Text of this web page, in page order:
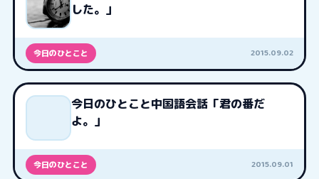
した。」
今日のひとこと 2015.09.02
今日のひとこと中国語会話「君の番だ
よ。」
今日のひとこと 2015.09.01